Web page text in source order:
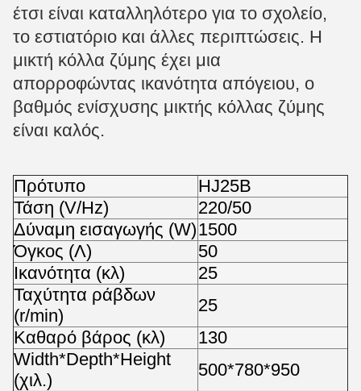
έτσι είναι καταλληλότερο για το σχολείο,
το εστιατόριο και άλλες περιπτώσεις. Η
μικτή κόλλα ζύμης έχει μια
απορροφώντας ικανότητα απόγειου, ο
βαθμός ενίσχυσης μικτής κόλλας ζύμης
είναι καλός.
Πρότυπο
HJ25B
Τάση (V/Hz)
220/50
Δύναμη εισαγωγής (W)1500
Όγκος (Λ)
50
Ικανότητα (κλ)
25
Ταχύτητα ράβδων
(r/min)
25
Καθαρό βάρος (κλ)
130
Width*Depth*Height
(χιλ.)
500*780*950